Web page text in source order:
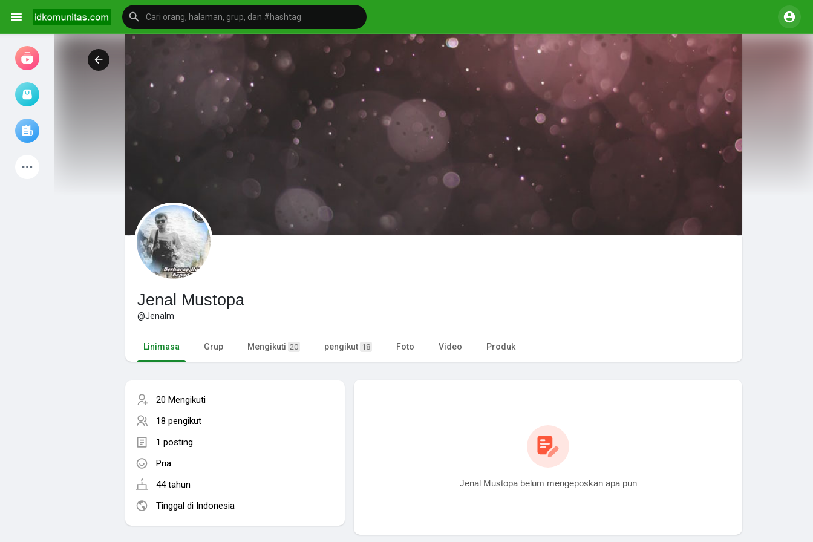
postingan populer
Jenal Mustopa
@Jenalm
Linimasa Grup Mengikuti 20 pengikut 18 Foto Video Produk
20 Mengikuti
18 pengikut
1 posting
Pria
44 tahun
Tinggal di Indonesia
Jenal Mustopa belum mengeposkan apa pun